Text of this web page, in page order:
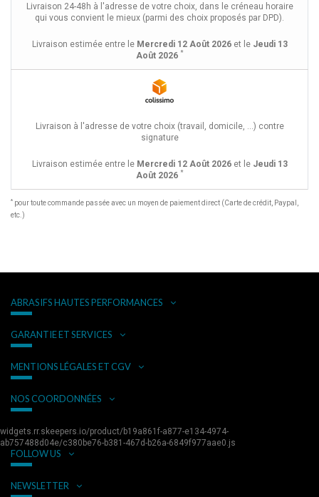
Livraison 24-48h à l'adresse de votre choix, dans le créneau horaire
qui vous convient le mieux (parmi des choix proposés par DPD).
Livraison estimée entre le Mercredi 12 Août 2026et le Jeudi 13
Août 2026 *
Livraison à l'adresse de votre choix (travail, domicile, ...) contre
signature
Livraison estimée entre le Mercredi 12 Août 2026et le Jeudi 13
Août 2026 *
* pour toute commande passée avec un moyen de paiement direct (Carte de crédit, Paypal,
etc.)
ABRASIFS HAUTES PERFORMANCES
GARANTIE ET SERVICES
MENTIONS LÉGALES ET CGV
NOS COORDONNÉES
widgets.rr.skeepers.io/product/b19a861f-a877-e134-4974-
ab757488d04e/c380be76-b381-467d-b26a-6849f977aae0.js
FOLLOW US
NEWSLETTER